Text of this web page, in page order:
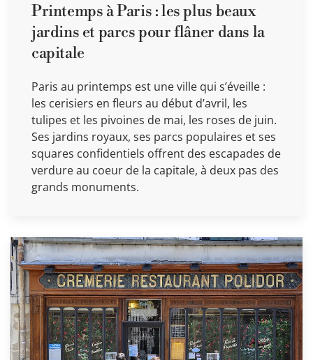
Printemps à Paris : les plus beaux
jardins et parcs pour flâner dans la
capitale
Paris au printemps est une ville qui s’éveille :
les cerisiers en fleurs au début d’avril, les
tulipes et les pivoines de mai, les roses de juin.
Ses jardins royaux, ses parcs populaires et ses
squares confidentiels offrent des escapades de
verdure au coeur de la capitale, à deux pas des
grands monuments.